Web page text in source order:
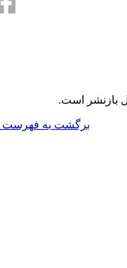
بازنشر است.
برگشت به فهرست